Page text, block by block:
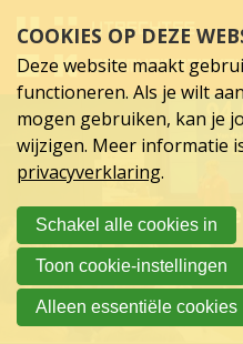
links
over
Spring
hoofd
inhoud
Spring
naar
hoofdnavigatie
COOKIES OP DEZE
Deze website maakt
functioneren. Als je wilt
mogen gebruiken, kan je
wijzigen. Meer informatie
privacyverklaring.
Schakel alle cookies in
Toon cookie-instellingen
Alleen essentiële cookies